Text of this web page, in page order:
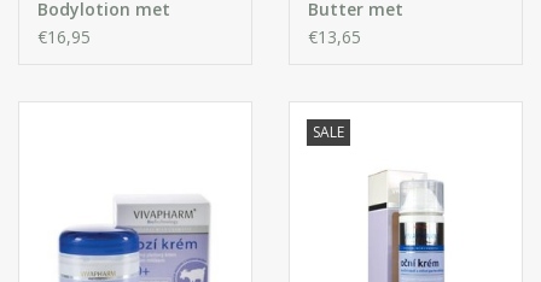
Bodylotion met
Geitenmelk
€16,95
Butter met
Geitenmelk
€13,65
SALE